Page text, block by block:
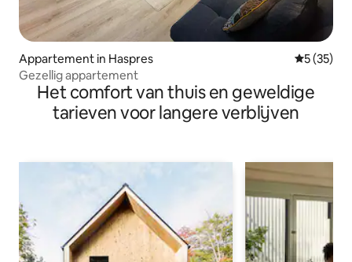
Appartement in Haspres
5 (35)
Gezellig appartement
Het comfort van thuis en geweldige
tarieven voor langere verblijven